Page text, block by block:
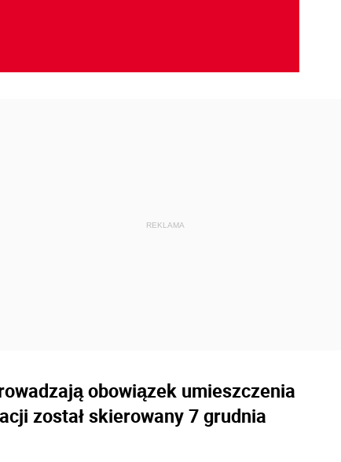
obowiązek umieszczenia
został skierowany 7 grudnia